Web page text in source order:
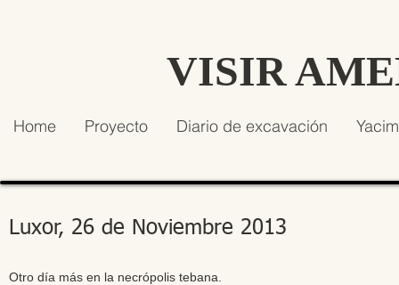
VISIR
Home Proyecto Diario de excavación
Luxor, 26 de Noviembre 2013
Otro día más en la necrópolis tebana.